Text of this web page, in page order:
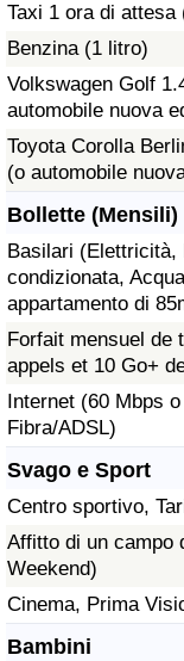
Taxi 1 ora di attesa
Benzina (1 litro)
Volkswagen Golf
automobile nuova
Toyota Corolla
(o automobile
Bollette (Mensili)
Basilari (Elettricità,
condizionata,
appartamento di
Forfait mensuel de
appels et 10 Go+
Internet (60 Mbps
Fibra/ADSL)
Svago e Sport
Centro sportivo,
Affitto di un campo
Weekend)
Cinema, Prima
Bambini